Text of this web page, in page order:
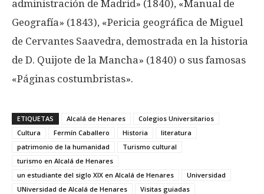
administración de Madrid» (1840), «Manual de
Geografía» (1843), «Pericia geográfica de Miguel
de Cervantes Saavedra, demostrada en la historia
de D. Quijote de la Mancha» (1840) o sus famosas
«Páginas costumbristas».
ETIQUETAS Alcalá de Henares
Colegios Universitarios
Cultura
Fermín Caballero Historia
literatura
patrimonio de la humanidad
Turismo cultural
turismo en Alcalá de Henares
un estudiante del siglo XIX en Alcalá de Henares
Universidad
UNiversidad de Alcalá de Henares
Visitas guiadas